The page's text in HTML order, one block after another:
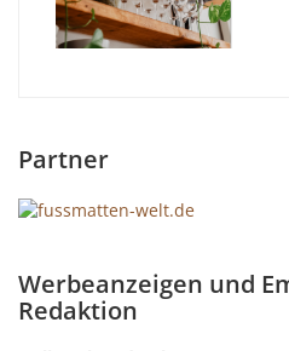
Partner
Werbeanzeigen und
Redaktion